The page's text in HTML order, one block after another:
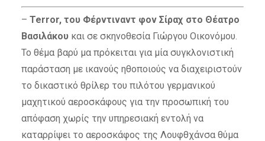
– Terror, του Φέρντιναντ φον Σίραχ στο Θέατρο
Βασιλάκουκαι σε σκηνοθεσία Γιώργου Οικονόμου.
Το θέμα βαρύ μα πρόκειται για μία συγκλονιστική
παράσταση με ικανούς ηθοποιούς να διαχειριστούν
το δικαστικό θρίλερ του πιλότου γερμανικού
μαχητικού αεροσκάφους για την προσωπική του
απόφαση χωρίς την υπηρεσιακή εντολή να
καταρρίψει το αεροσκάφος της Λουφθχάνσα θύμα